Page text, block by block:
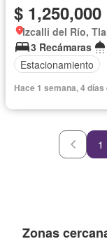
$ 1,250,000
Izcalli del Río,
3 Recámaras
Estacionamiento
1
Zonas